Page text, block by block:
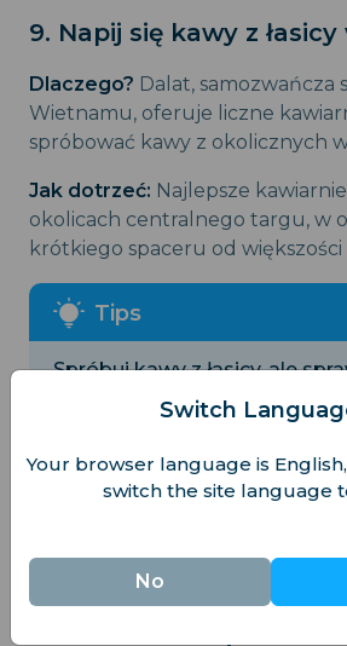
9. Napij się kawy z
Dlaczego? Dalat, samozwańcza
Wietnamu, oferuje liczne
spróbować kawy z okolicznych
Jak dotrzeć: Najlepsze
okolicach centralnego targu, w
krótkiego spaceru od większości
Spróbuj kawy z łasicy, ale
pochodzenie!
10. Wycieczka do Tuneli
Switch
Your browser language is
switch the site language
No